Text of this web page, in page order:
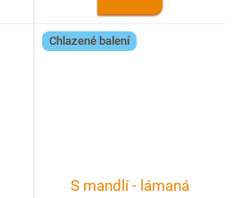
Chlazené balení
S mandlí - lámaná